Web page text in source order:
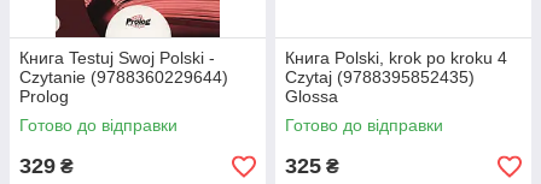
Книга Testuj Swoj Polski -
Czytanie (9788360229644)
Prolog
Готово до відправки
329 ₴
Книга Polski, krok po kroku 4
Czytaj (9788395852435)
Glossa
Готово до відправки
325 ₴